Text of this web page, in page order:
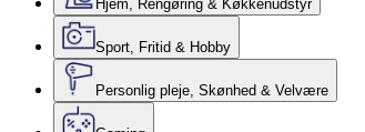
Hjem, Rengøring & Køkkenudstyr
Sport, Fritid & Hobby
Personlig pleje, Skønhed & Velvære